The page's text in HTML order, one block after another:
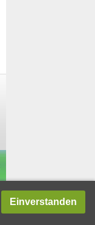
Einverstanden